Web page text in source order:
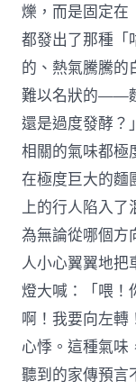
爍，而是固定在
都發出了那種「
的、熱氣騰騰的
難以名狀的——
還是過度發酵？
相關的氣味都極
在極度巨大的麵
上的行人陷入了
為無論從哪個方
人小心翼翼地把
燈大喊：「喂！
啊！我要向左轉
心悸。這種氣味
聽到的家傳預言